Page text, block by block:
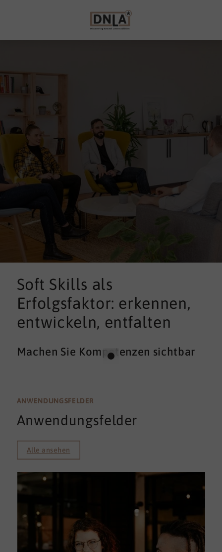
Soft Skills als
Erfolgsfaktor: erkennen,
entwickeln, entfalten
Machen Sie Kompetenzen sichtbar
ANWENDUNGSFELDER
Anwendungsfelder
Alle ansehen